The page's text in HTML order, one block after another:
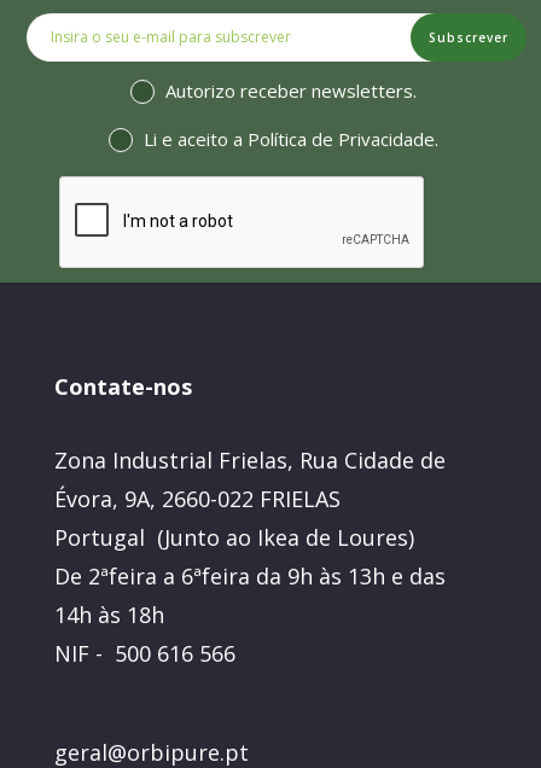
Subscrever
Autorizo receber newsletters.
Li e aceito a Política de Privacidade.
Contate-nos
Zona Industrial Frielas, Rua Cidade de
Évora, 9A, 2660-022 FRIELAS
Portugal (Junto ao Ikea de Loures)
De 2ªfeira a 6ªfeira da 9h às 13h e das
14h às 18h
NIF - 500 616 566
geral@orbipure.pt